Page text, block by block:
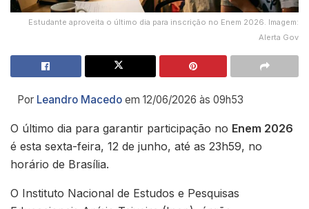
Estudante aproveita o último dia para inscrição no Enem 2026. Imagem:
Alerta Gov
Por Leandro Macedo em 12/06/2026 às 09h53
O último dia para garantir participação no Enem 2026
é esta sexta-feira, 12 de junho, até as 23h59, no
horário de Brasília.
O Instituto Nacional de Estudos e Pesquisas